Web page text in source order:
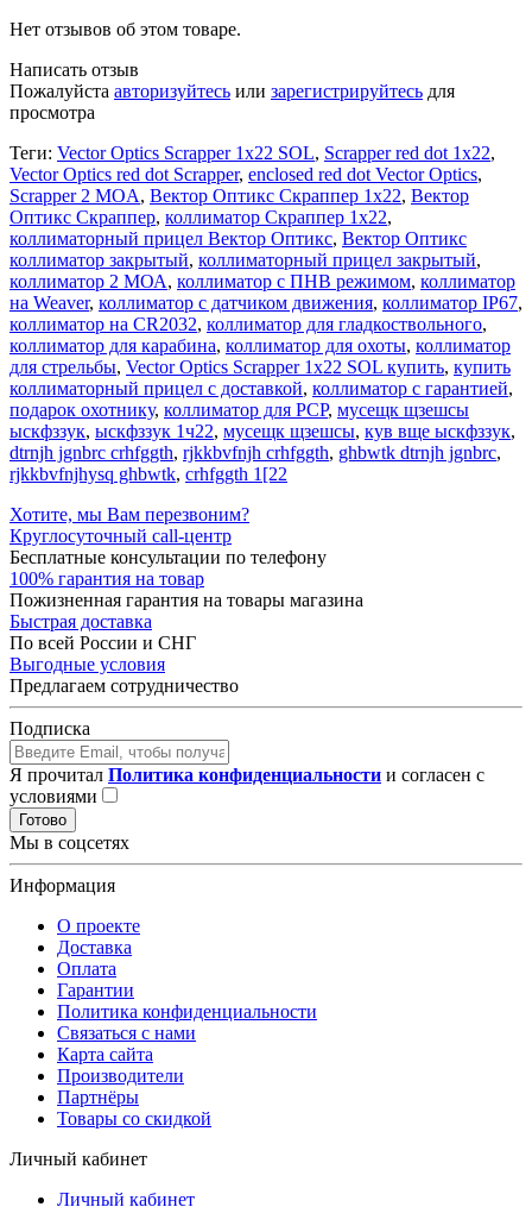
Нет отзывов об этом товаре.
Написать отзыв
Пожалуйста авторизуйтесь или зарегистрируйтесь для
просмотра
Теги: Vector Optics Scrapper 1x22 SOL, Scrapper red dot 1x22,
Vector Optics red dot Scrapper, enclosed red dot Vector Optics,
Scrapper 2 MOA, Вектор Оптикс Скраппер 1х22, Вектор
Оптикс Скраппер, коллиматор Скраппер 1х22,
коллиматорный прицел Вектор Оптикс, Вектор Оптикс
коллиматор закрытый, коллиматорный прицел закрытый,
коллиматор 2 МОА, коллиматор с ПНВ режимом, коллиматор
на Weaver, коллиматор с датчиком движения, коллиматор IP67,
коллиматор на CR2032, коллиматор для гладкоствольного,
коллиматор для карабина, коллиматор для охоты, коллиматор
для стрельбы, Vector Optics Scrapper 1x22 SOL купить, купить
коллиматорный прицел с доставкой, коллиматор с гарантией,
подарок охотнику, коллиматор для PCP, мусещк щзешсы
ыскфззук, ыскфззук 1ч22, мусещк щзешсы, кув вще ыскфззук,
dtrnjh jgnbrc crhfggth, rjkkbvfnjh crhfggth, ghbwtk dtrnjh jgnbrc,
rjkkbvfnjhysq ghbwtk, crhfggth 1[22
Хотите, мы Вам перезвоним?
Круглосуточный call-центр
Бесплатные консультации по телефону
100% гарантия на товар
Пожизненная гарантия на товары магазина
Быстрая доставка
По всей России и СНГ
Выгодные условия
Предлагаем сотрудничество
Подписка
Я прочитал Политика конфиденциальности и согласен с
условиями
Готово
Мы в соцсетях
Информация
О проекте
Доставка
Оплата
Гарантии
Политика конфиденциальности
Связаться с нами
Карта сайта
Производители
Партнёры
Товары со скидкой
Личный кабинет
Личный кабинет